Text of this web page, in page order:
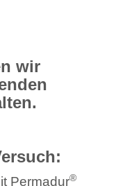
wir
Permadur®